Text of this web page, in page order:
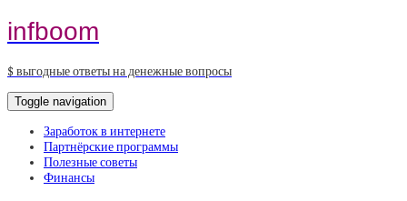
infboom
$ выгодные ответы на денежные вопросы
Toggle navigation
Заработок в интернете
Партнёрские программы
Полезные советы
Финансы